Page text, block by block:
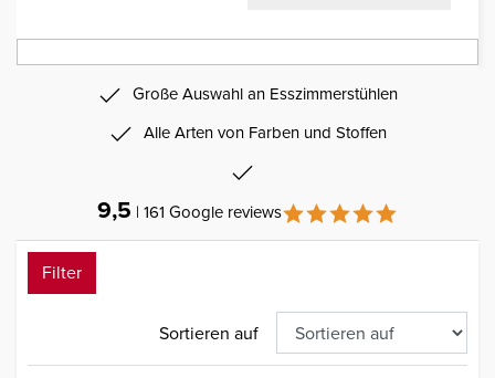
Große Auswahl an Esszimmerstühlen
Alle Arten von Farben und Stoffen
9,5 | 161 Google reviews
Filter
Sortieren auf